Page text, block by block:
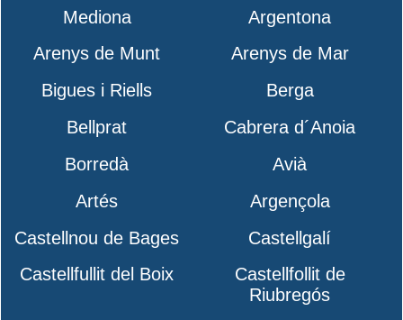
Mediona
Argentona
Arenys de Munt
Arenys de Mar
Bigues i Riells
Berga
Bellprat
Cabrera d´Anoia
Borredà
Avià
Artés
Argençola
Castellnou de Bages
Castellgalí
Castellfullit del Boix
Castellfollit de
Riubregós